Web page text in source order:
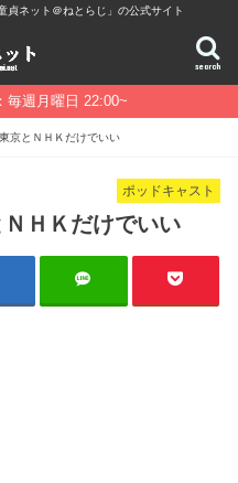
貞ネット＠ねとらじ」の公式サイト
search
毎週月曜日 22:00~
京とＮＨＫだけでいい
ポッドキャスト
ＨＫだけでいい